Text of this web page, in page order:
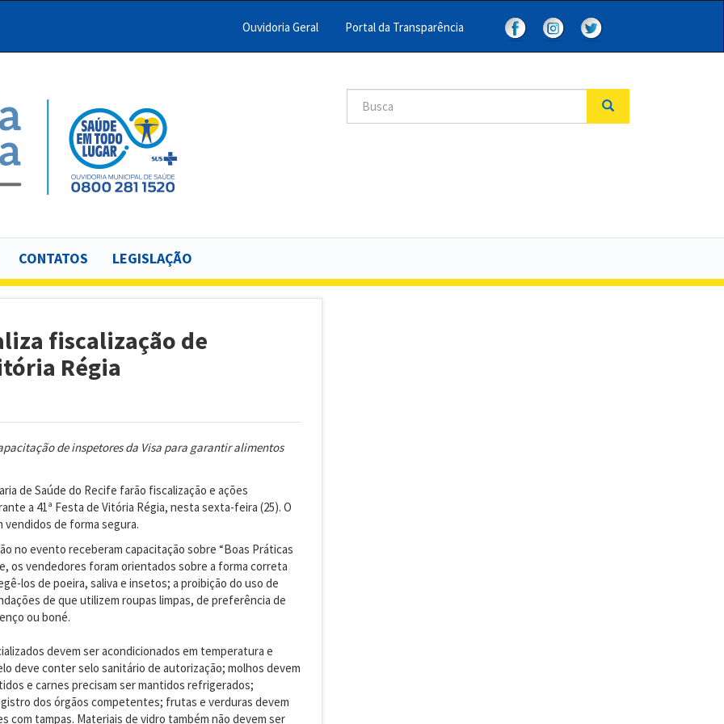
Menu
Ouvidoria Geral Portal da Transparência
Buscar Search
CONTATOS LEGISLAÇÃO
fiscalização de
Régia
de inspetores da Visa para garantir alimentos
de Saúde do Recife farão fiscalização e ações
a 41ª Festa de Vitória Régia, nesta sexta-feira (25). O
de forma segura.
no evento receberam capacitação sobre “Boas Práticas
os vendedores foram orientados sobre a forma correta
los de poeira, saliva e insetos; a proibição do uso de
de que utilizem roupas limpas, de preferência de
ou boné.
devem ser acondicionados em temperatura e
deve conter selo sanitário de autorização; molhos devem
e carnes precisam ser mantidos refrigerados;
dos órgãos competentes; frutas e verduras devem
com tampas. Materiais de vidro também não devem ser